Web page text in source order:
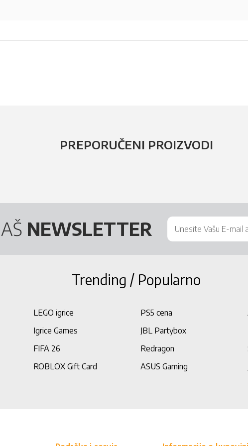
PREPORUČENI PROIZVODI
NEWSLETTER
Trending / Popularno
LEGO igrice PS5 cena
Igrice Games JBL Partybox
FIFA 26 Redragon
ROBLOX Gift Card ASUS Gaming